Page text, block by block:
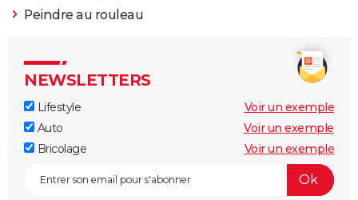
Peindre au rouleau
NEWSLETTERS
Lifestyle
Voir un exemple
Auto
Voir un exemple
Bricolage
Voir un exemple